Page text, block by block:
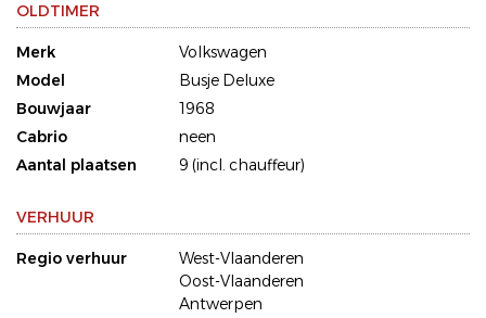
OLDTIMER
Merk
Volkswagen
Model
Busje Deluxe
Bouwjaar
1968
Cabrio
neen
Aantal plaatsen
9 (incl. chauffeur)
VERHUUR
Regio verhuur
West-Vlaanderen
Oost-Vlaanderen
Antwerpen